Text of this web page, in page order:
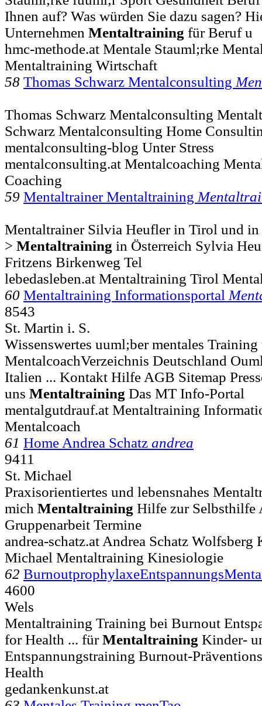
Ihnen auf? Was würden Sie dazu sagen?
Unternehmen Mentaltraining für Beruf u
hmc-methode.at Mentale Stauml;rke
Mentaltraining Wirtschaft
58 Thomas Schwarz Mentalconsulting
Thomas Schwarz Mentalconsulting
Schwarz Mentalconsulting Home
mentalconsulting-blog Unter Stress
mentalconsulting.at Mentalcoaching
Coaching
59 Mentaltrainer Mentaltraining
Mentaltrainer Silvia Heufler in Tirol und in
> Mentaltraining in Österreich Sylvia
Fritzens Birkenweg Tel
lebedasleben.at Mentaltraining Tirol
60 Mentaltraining Informationsportal
8543
St. Martin i. S.
Wissenswertes uuml;ber mentales
MentalcoachVerzeichnis Deutschland
Italien ... Kontakt Hilfe AGB Sitemap
uns Mentaltraining Das MT Info-Portal
mentalgutdrauf.at Mentaltraining
Mentalcoach
61 Home Andrea Schatz andrea
9411
St. Michael
Praxisorientiertes und lebensnahes
mich Mentaltraining Hilfe zur Selbsthilfe
Gruppenarbeit Termine
andrea-schatz.at Andrea Schatz Wolfsberg
Michael Mentaltraining Kinesiologie
62
4600
Wels
Mentaltraining Training bei Burnout
for Health ... fürMentaltraining Kinder-
Entspannungstraining Burnout-
Health
gedankenkunst.at